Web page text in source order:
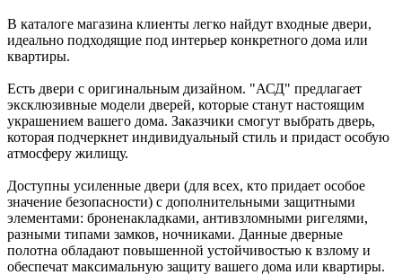
В каталоге магазина клиенты легко найдут входные двери,
идеально подходящие под интерьер конкретного дома или
квартиры.
Есть двери с оригинальным дизайном. "АСД" предлагает
эксклюзивные модели дверей, которые станут настоящим
украшением вашего дома. Заказчики смогут выбрать дверь,
которая подчеркнет индивидуальный стиль и придаст особую
атмосферу жилищу.
Доступны усиленные двери (для всех, кто придает особое
значение безопасности) с дополнительными защитными
элементами: броненакладками, антивзломными ригелями,
разными типами замков, ночниками. Данные дверные
полотна обладают повышенной устойчивостью к взлому и
обеспечат максимальную защиту вашего дома или квартиры.